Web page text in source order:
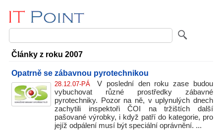
Články z roku 2007
Opatrně se zábavnou pyrotechnikou
28.12.07-PÁ
V poslední den roku zase budou
vybuchovat různé prostředky zábavné
pyrotechniky. Pozor na ně, v uplynulých dnech
zachytili inspektoři ČOI na tržištích další
pašované výrobky, i když patří do kategorie, pro
jejíž odpálení musí být speciální oprávnění. ...